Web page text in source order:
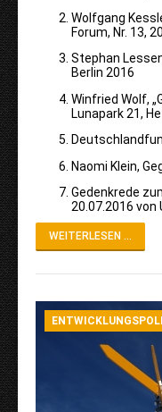
Wolfgang
Forum, Nr. 13,
Stephan
Berlin 2016
Winfried Wolf,
Lunapark 21,
Naomi Klein,
Gedenkrede
20.07.2016 von
WEITERLESEN ...